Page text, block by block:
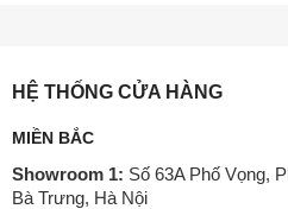
HỆ THỐNG CỬA HÀNG
MIỀN BẮC
Showroom 1: Số 63A Phố Vọng,
Bà Trưng, Hà Nội